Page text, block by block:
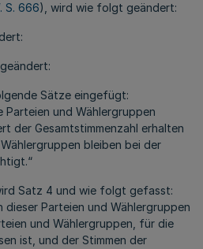
S. 666), wird wie folgt geändert:
Sätze eingefügt:
Parteien und Wählergruppen
der Gesamtstimmenzahl erhalten
bleiben bei der
Satz 4 und wie folgt gefasst:
dieser Parteien und Wählergruppen
und Wählergruppen, für die
ist, und der Stimmen der